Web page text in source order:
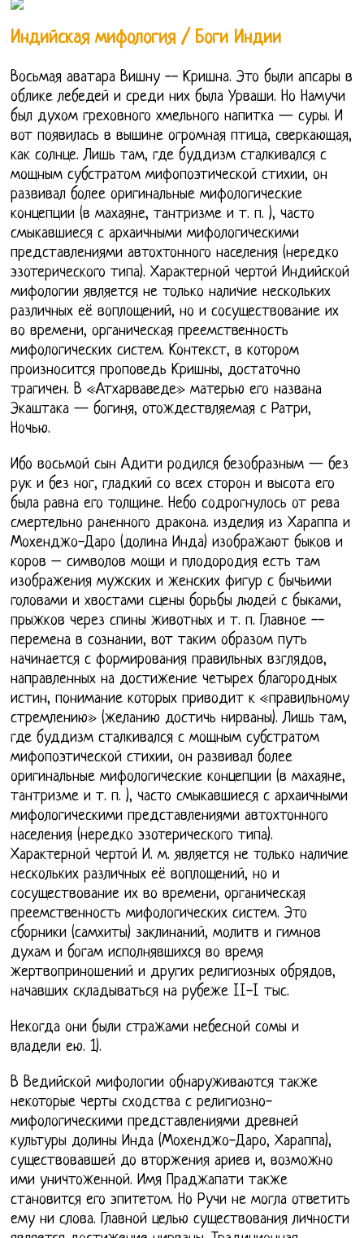
Индийская мифология / Боги Индии
Восьмая аватара Вишну -- Кришна. Это были апсары в
облике лебедей и среди них была Урваши. Но Намучи
был духом греховного хмельного напитка — суры. И
вот появилась в вышине огромная птица, сверкающая,
как солнце. Лишь там, где буддизм сталкивался с
мощным субстратом мифопоэтической стихии, он
развивал более оригинальные мифологические
концепции (в махаяне, тантризме и т. п. ), часто
смыкавшиеся с архаичными мифологическими
представлениями автохтонного населения (нередко
эзотерического типа). Характерной чертой Индийской
мифологии является не только наличие нескольких
различных её воплощений, но и сосуществование их
во времени, органическая преемственность
мифологических систем. Контекст, в котором
произносится проповедь Кришны, достаточно
трагичен. В «Атхарваведе» матерью его названа
Экаштака — богиня, отождествляемая с Ратри,
Ночью.
Ибо восьмой сын Адити родился безобразным — без
рук и без ног, гладкий со всех сторон и высота его
была равна его толщине. Небо содрогнулось от рева
смертельно раненного дракона. изделия из Хараппа и
Мохенджо-Даро (долина Инда) изображают быков и
коров – символов мощи и плодородия есть там
изображения мужских и женских фигур с бычьими
головами и хвостами сцены борьбы людей с быками,
прыжков через спины животных и т. п. Главное --
перемена в сознании, вот таким образом путь
начинается с формирования правильных взглядов,
направленных на достижение четырех благородных
истин, понимание которых приводит к «правильному
стремлению» (желанию достичь нирваны). Лишь там,
где буддизм сталкивался с мощным субстратом
мифопоэтической стихии, он развивал более
оригинальные мифологические концепции (в махаяне,
тантризме и т. п. ), часто смыкавшиеся с архаичными
мифологическими представлениями автохтонного
населения (нередко эзотерического типа).
Характерной чертой И. м. является не только наличие
нескольких различных её воплощений, но и
сосуществование их во времени, органическая
преемственность мифологических систем. Это
сборники (самхиты) заклинаний, молитв и гимнов
духам и богам исполнявшихся во время
жертвоприношений и других религиозных обрядов,
начавших складываться на рубеже II-I тыс.
Некогда они были стражами небесной сомы и
владели ею. 1).
В Ведийской мифологии обнаруживаются также
некоторые черты сходства с религиозно-
мифологическими представлениями древней
культуры долины Инда (Мохенджо-Даро, Хараппа),
существовавшей до вторжения ариев и, возможно
ими уничтоженной. Имя Праджапати также
становится его эпитетом. Но Ручи не могла ответить
ему ни слова. Главной целью существования личности